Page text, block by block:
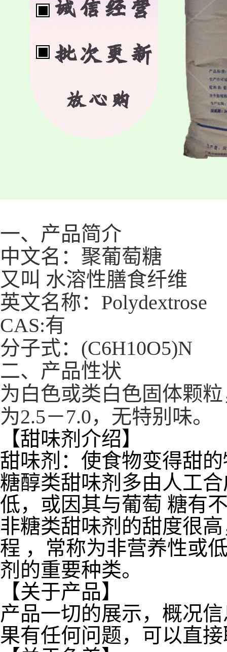
一、产品简介
中文名：聚葡萄糖
又叫 水溶性膳食纤维
英文名称：Polydextrose
CAS:有
分子式：(C6H10O5)N
二、产品性状
为白色或类白色固体颗
为2.5－7.0，无特别味。
【甜味剂介绍】
甜味剂：使食物变得甜
糖醇类甜味剂多由人工
低，或因其与葡萄 糖有
非糖类甜味剂的甜度很
程 ，常称为非营养性或
剂的重要种类。
【关于产品】
产品一切的展示，概况
果有任何问题，可以直